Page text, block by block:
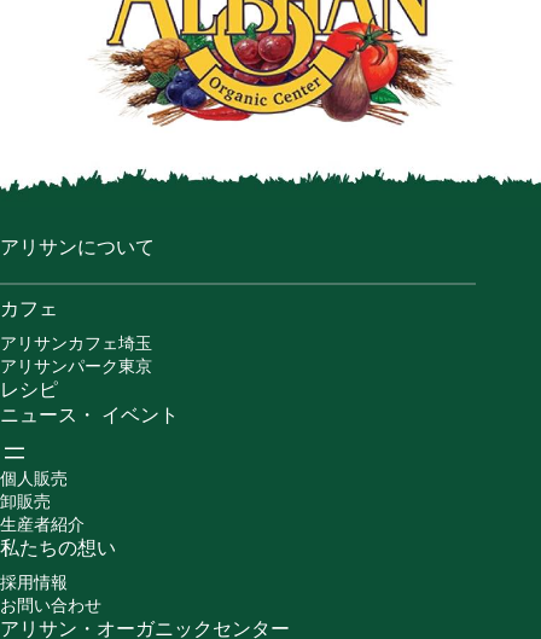
アリサンについて
カフェ
アリサンカフェ埼玉
アリサンパーク東京
レシピ
ニュース・ イベント
個人販売
卸販売
生産者紹介
私たちの想い
採用情報
お問い合わせ
アリサン・オーガニックセンター